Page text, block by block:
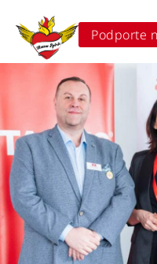
Podporte